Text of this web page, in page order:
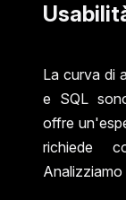
La curva di
e SQL
offre
richiede
Analizziamo